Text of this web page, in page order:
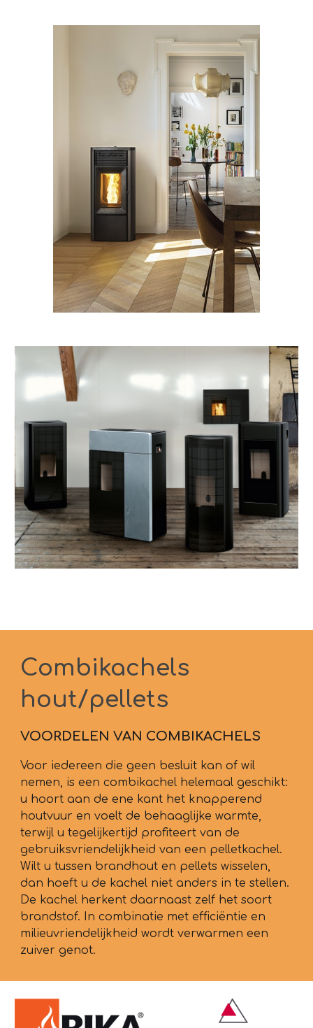
Combikachels
hout/pellets
VOORDELEN VAN COMBIKACHELS
Voor iedereen die geen besluit kan of wil
nemen, is een combikachel helemaal geschikt:
u hoort aan de ene kant het knapperend
houtvuur en voelt de behaaglijke warmte,
terwijl u tegelijkertijd profiteert van de
gebruiksvriendelijkheid van een pelletkachel.
Wilt u tussen brandhout en pellets wisselen,
dan hoeft u de kachel niet anders in te stellen.
De kachel herkent daarnaast zelf het soort
brandstof. In combinatie met efficiëntie en
milieuvriendelijkheid wordt verwarmen een
zuiver genot.